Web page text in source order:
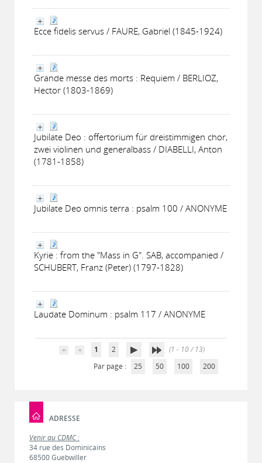
Ecce fidelis servus / FAURE, Gabriel (1845-1924)
Grande messe des morts : Requiem / BERLIOZ,
Hector (1803-1869)
Jubilate Deo : offertorium für dreistimmigen chor,
zwei violinen und generalbass / DIABELLI, Anton
(1781-1858)
Jubilate Deo omnis terra : psalm 100 / ANONYME
Kyrie : from the "Mass in G". SAB, accompanied /
SCHUBERT, Franz (Peter) (1797-1828)
Laudate Dominum : psalm 117 / ANONYME
1 2
(1 - 10 / 13)
Par page :
25 50 100 200
ADRESSE
Venir au CDMC :
34 rue des Dominicains
68500 Guebwiller